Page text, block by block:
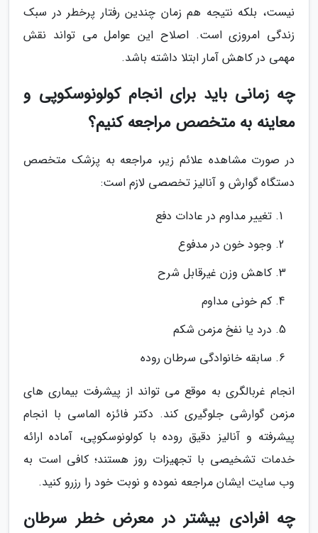
نیست، بلکه نتیجه هم زمان چندین رفتار پرخطر در سبک
زندگی امروزی است. اصلاح این عوامل می تواند نقش
مهمی در کاهش آمار ابتلا داشته باشد.
چه زمانی باید برای انجام کولونوسکوپی و
معاینه به متخصص مراجعه کنیم؟
در صورت مشاهده علائم زیر، مراجعه به پزشک متخصص
دستگاه گوارش و آنالیز تخصصی لازم است:
تغییر مداوم در عادات دفع
وجود خون در مدفوع
کاهش وزن غیرقابل شرح
کم خونی مداوم
درد یا نفخ مزمن شکم
سابقه خانوادگی سرطان روده
انجام غربالگری به موقع می تواند از پیشرفت بیماری های
مزمن گوارشی جلوگیری کند. دکتر فائزه الماسی با انجام
پیشرفته و آنالیز دقیق روده با کولونوسکوپی، آماده ارائه
خدمات تشخیصی با تجهیزات روز هستند؛ کافی است به
وب سایت ایشان مراجعه نموده و نوبت خود را رزرو کنید.
چه افرادی بیشتر در معرض خطر سرطان